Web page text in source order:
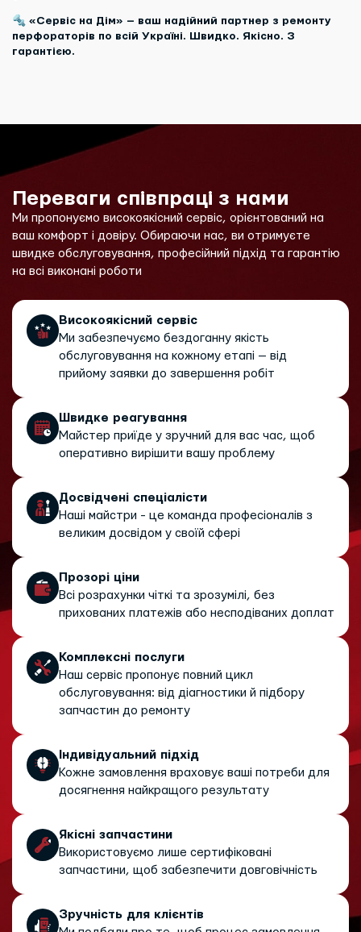
🔩 «Сервіс на Дім» — ваш надійний партнер з ремонту
перфораторів по всій Україні. Швидко. Якісно. З
гарантією.
Переваги співпраці з нами
Ми пропонуємо високоякісний сервіс, орієнтований на
ваш комфорт і довіру. Обираючи нас, ви отримуєте
швидке обслуговування, професійний підхід та гарантію
на всі виконані роботи
Високоякісний сервіс
Ми забезпечуємо бездоганну якість
обслуговування на кожному етапі — від
прийому заявки до завершення робіт
Швидке реагування
Майстер приїде у зручний для вас час, щоб
оперативно вирішити вашу проблему
Досвідчені спеціалісти
Наші майстри - це команда професіоналів з
великим досвідом у своїй сфері
Прозорі ціни
Всі розрахунки чіткі та зрозумілі, без
прихованих платежів або несподіваних доплат
Комплексні послуги
Наш сервіс пропонує повний цикл
обслуговування: від діагностики й підбору
запчастин до ремонту
Індивідуальний підхід
Кожне замовлення враховує ваші потреби для
досягнення найкращого результату
Якісні запчастини
Використовуємо лише сертифіковані
запчастини, щоб забезпечити довговічність
Зручність для клієнтів